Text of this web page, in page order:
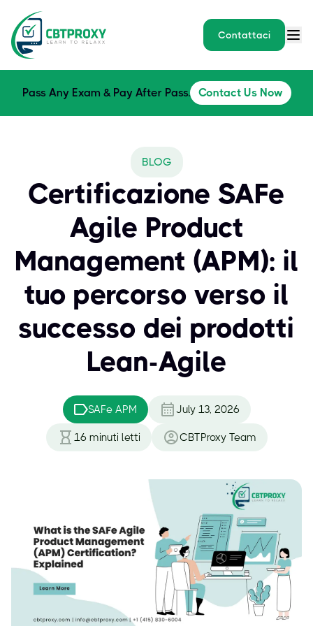
Contattaci
Pass Any Exam & Pay After Pass. Contact Us Now
BLOG
Certificazione SAFe
Agile Product
Management (APM): il
tuo percorso verso il
successo dei prodotti
Lean-Agile
SAFe APM July 13, 2026
16 minuti letti CBTProxy Team